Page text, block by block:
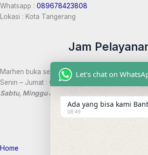
Whatsapp : 089678423808
Lokasi : Kota Tangerang
Jam
Marhen buka setiap hari:
Senin – Jumat : 08:00 – 17:00 WIB
Sabtu, Minggu & Hari Libur Nasional Tutup
Home
Let's chat on
Ada yang bisa kami
08:49